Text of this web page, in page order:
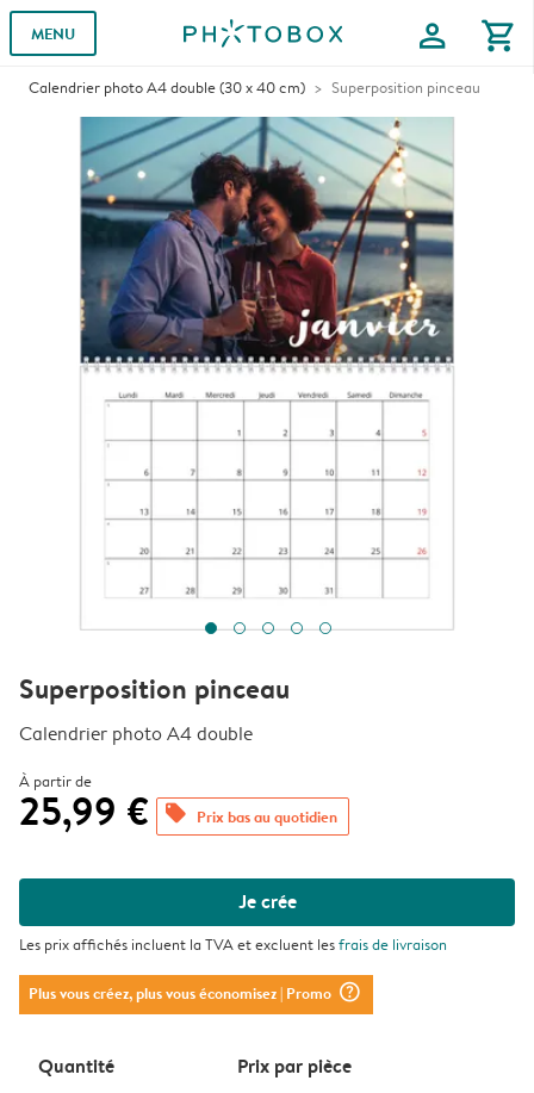
MENU profile shopping_cart
Calendrier photo A4 double (30 x 40 cm) Superposition pinceau
Superposition pinceau
Calendrier photo A4 double
À partir de
25,99 € offers Prix bas au quotidien
Je crée
Les prix affichés incluent la TVA et excluent lesfrais de livraison
Plus vous créez, plus vous économisez| Promo question_mark_circle
Quantité Prix ​​par pièce